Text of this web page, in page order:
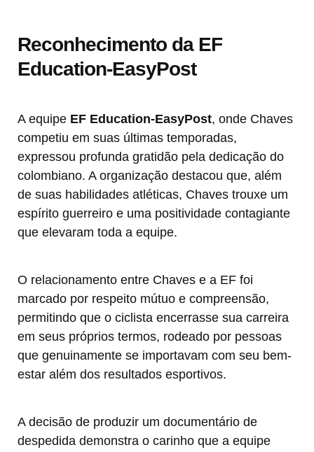
Reconhecimento da EF
Education-EasyPost
A equipe EF Education-EasyPost, onde Chaves
competiu em suas últimas temporadas,
expressou profunda gratidão pela dedicação do
colombiano. A organização destacou que, além
de suas habilidades atléticas, Chaves trouxe um
espírito guerreiro e uma positividade contagiante
que elevaram toda a equipe.
O relacionamento entre Chaves e a EF foi
marcado por respeito mútuo e compreensão,
permitindo que o ciclista encerrasse sua carreira
em seus próprios termos, rodeado por pessoas
que genuinamente se importavam com seu bem-
estar além dos resultados esportivos.
A decisão de produzir um documentário de
despedida demonstra o carinho que a equipe